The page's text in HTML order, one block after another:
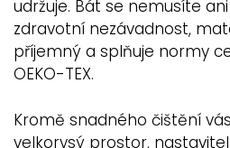
udržuje. Bát se nemusíte
zdravotní nezávadnost,
příjemný a splňuje normy
OEKO-TEX.
Kromě snadného čištění
velkorysý prostor,